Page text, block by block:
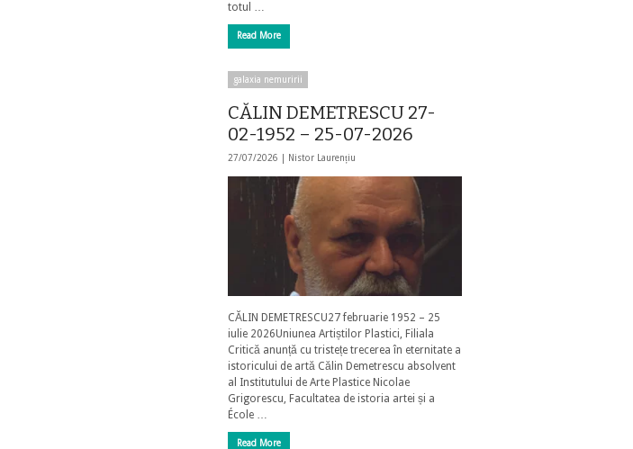
totul …
Read More
galaxia nemuririi
CĂLIN DEMETRESCU 27-
02-1952 – 25-07-2026
27/07/2026 | Nistor Laurențiu
CĂLIN DEMETRESCU27 februarie 1952 – 25
iulie 2026Uniunea Artiștilor Plastici, Filiala
Critică anunță cu tristețe trecerea în eternitate a
istoricului de artă Călin Demetrescu absolvent
al Institutului de Arte Plastice Nicolae
Grigorescu, Facultatea de istoria artei și a
École …
Read More